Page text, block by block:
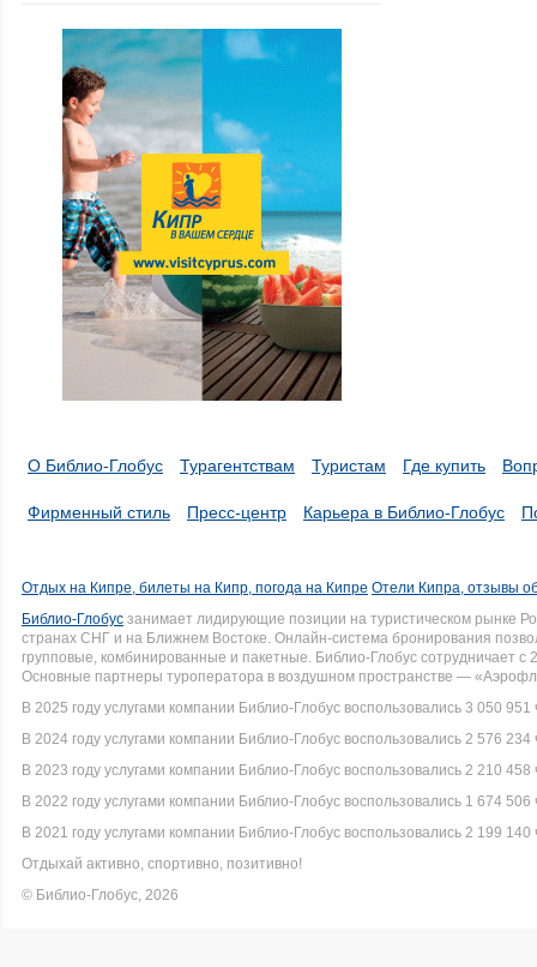
О Библио-Глобус Турагентствам Туристам Где купить
Фирменный стиль Пресс-центр Карьера в Библио-Глобус
Отдых на Кипре, билеты на Кипр, погода на Кипре Отели Кипра, отзывы
Библио-Глобус занимает лидирующие позиции на туристическом рынке
странах СНГ и на Ближнем Востоке. Онлайн-система бронирования
групповые, комбинированные и пакетные. Библио-Глобус сотрудничает
Основные партнеры туроператора в воздушном пространстве —
В 2025 году услугами компании Библио-Глобус воспользовались 3 050 951
В 2024 году услугами компании Библио-Глобус воспользовались 2 576 234
В 2023 году услугами компании Библио-Глобус воспользовались 2 210 458
В 2022 году услугами компании Библио-Глобус воспользовались 1 674 506
В 2021 году услугами компании Библио-Глобус воспользовались 2 199 140
Отдыхай активно, спортивно, позитивно!
© Библио-Глобус, 2026